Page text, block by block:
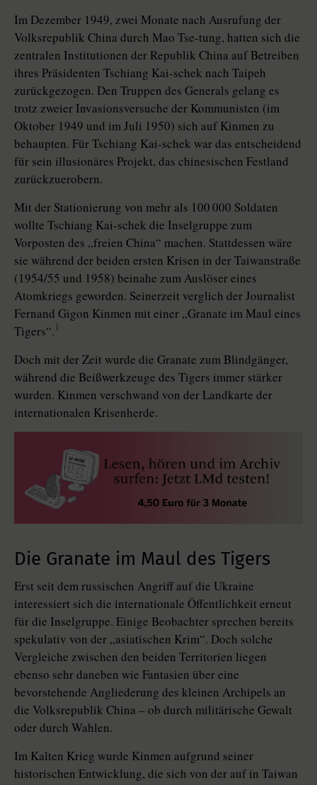
Im Dezember 1949, zwei Monate nach Ausrufung der
Volksrepu­blik China durch Mao Tse-tung, hatten sich die
zentralen Institutionen der Repu­blik China auf Betreiben
ihres Präsidenten Tschiang Kai-schek nach Taipeh
zurückgezogen. Den Truppen des Generals gelang es
trotz zweier Inva­sions­versuche der Kommunisten (im
Oktober 1949 und im Juli 1950) sich auf Kinmen zu
behaupten. Für ­Tschiang Kai-schek war das entscheidend
für sein illusionäres Projekt, das chinesischen Festland
zurückzuerobern.
Mit der Stationierung von mehr als 100 000 Soldaten
wollte Tschiang Kai-schek die Inselgruppe zum
Vorposten des „freien China“ machen. Stattdessen wäre
sie während der beiden ersten Krisen in der Taiwanstraße
(1954/55 und 1958) beinahe zum Auslöser eines
Atomkriegs geworden. Seinerzeit verglich der Journalist
Fernand Gigon Kinmen mit einer „Granate im Maul eines
Tigers“. 1
Doch mit der Zeit wurde die Granate zum Blindgänger,
während die Beißwerkzeuge des Tigers immer stärker
wurden. Kinmen verschwand von der Landkarte der
internationalen Krisenherde.
Die Granate im Maul des Tigers
Erst seit dem russischen Angriff auf die Ukraine
interessiert sich die internationale Öffentlichkeit erneut
für die Inselgruppe. Einige Beobachter sprechen bereits
spekulativ von der „asiatischen Krim“. Doch solche
Vergleiche zwischen den beiden Territorien liegen
ebenso sehr daneben wie Fantasien über eine
bevorstehende Angliederung des kleinen Archipels an
die Volksrepublik China – ob durch militärische Gewalt
oder durch Wahlen.
Im Kalten Krieg wurde Kinmen aufgrund seiner
historischen Entwicklung, die sich von der auf in Taiwan